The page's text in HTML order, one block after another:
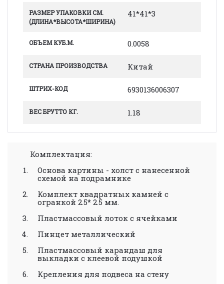
РАЗМЕР УПАКОВКИ СМ.
(ДЛИНА*ВЫСОТА*ШИРИНА)
41*41*3
ОБЪЕМ КУБ.М. 0.0058
СТРАНА ПРОИЗВОДСТВА Китай
ШТРИХ-КОД 6930136006307
ВЕС БРУТТО КГ. 1.18
Комплектация:
Основа картины - холст с нанесенной
схемой на подрамнике
Комплект квадратных камней с
огранкой 2.5* 2.5 мм.
Пластмассовый лоток с ячейками
Пинцет металлический
Пластмассовый карандаш для
выкладки с клеевой подушкой
Крепления для подвеса на стену